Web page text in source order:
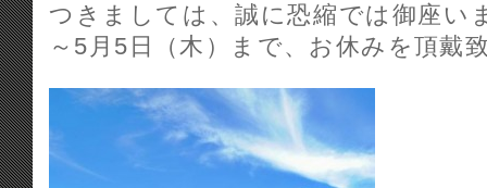
つきましては、誠に恐縮では御座い
～5月5日（木）まで、お休みを頂戴